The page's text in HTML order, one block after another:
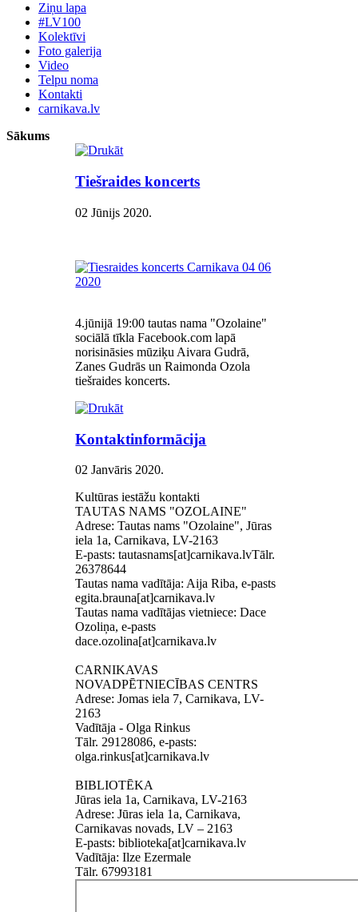
Ziņu lapa
#LV100
Kolektīvi
Foto galerija
Video
Telpu noma
Kontakti
carnikava.lv
Sākums
Tiešraides koncerts
02 Jūnijs 2020.
4.jūnijā 19:00 tautas nama "Ozolaine"
sociālā tīkla Facebook.com lapā
norisināsies mūziķu Aivara Gudrā,
Zanes Gudrās un Raimonda Ozola
tiešraides koncerts.
Kontaktinformācija
02 Janvāris 2020.
Kultūras iestāžu kontakti
TAUTAS NAMS "OZOLAINE"
Adrese: Tautas nams "Ozolaine", Jūras
iela 1a, Carnikava, LV-2163
E-pasts: tautasnams[at]carnikava.lvTālr.
26378644
Tautas nama vadītāja: Aija Riba, e-pasts
egita.brauna[at]carnikava.lv
Tautas nama vadītājas vietniece: Dace
Ozoliņa, e-pasts
dace.ozolina[at]carnikava.lv
CARNIKAVAS
NOVADPĒTNIECĪBAS CENTRS
Adrese: Jomas iela 7, Carnikava, LV-
2163
Vadītāja - Olga Rinkus
Tālr. 29128086, e-pasts:
olga.rinkus[at]carnikava.lv
BIBLIOTĒKA
Jūras iela 1a, Carnikava, LV-2163
Adrese: Jūras iela 1a, Carnikava,
Carnikavas novads, LV – 2163
E-pasts: biblioteka[at]carnikava.lv
Vadītāja: Ilze Ezermale
Tālr. 67993181